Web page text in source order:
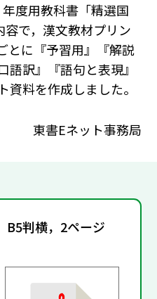
度用教科書「精選国
で，漢文教材プリン
とに『予習用』『解説
訳』『語句と表現』
資料を作成しました。
東書Eネット事務局
B5判横，2ページ